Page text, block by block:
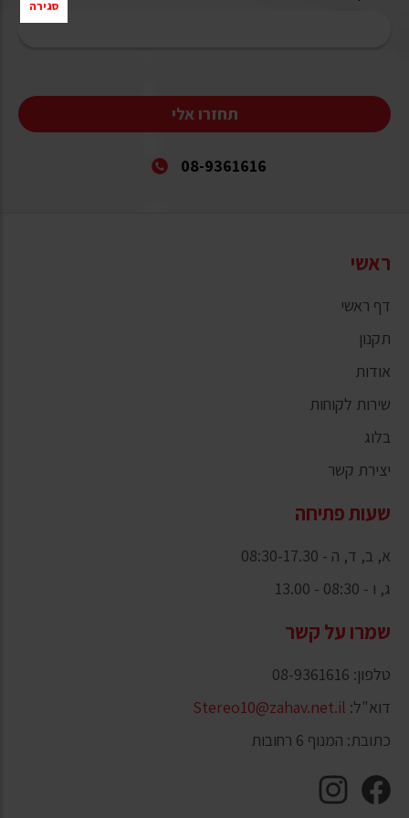
תחזרו אלי
08-9361616
ראשי
דף ראשי
תקנון
אודות
שירות לקוחות
בלוג
יצירת קשר
שעות פתיחה
א, ב, ד, ה - 08:30-17.30
ג, ו - 08:30 - 13.00
שמרו על קשר
טלפון: 08-9361616
דוא"ל: Stereo10@zahav.net.il
כתובת: המנוף 6 רחובות
סגירה